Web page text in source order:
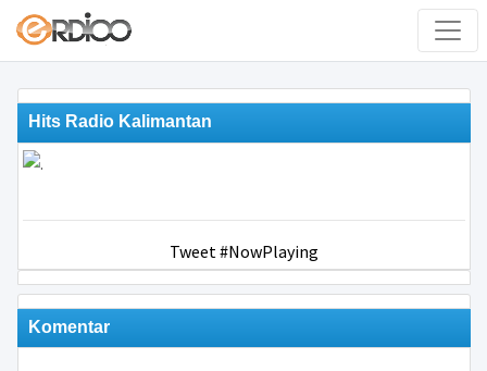
Hits Radio Kalimantan
Tweet #NowPlaying
Komentar